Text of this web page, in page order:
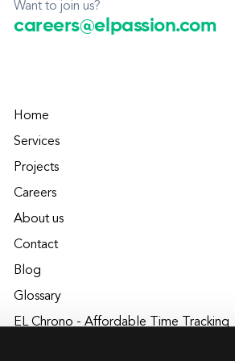
Want to join us?
careers@elpassion.com
Home
Services
Projects
Careers
About us
Contact
Blog
Glossary
EL Chrono - Affordable Time Tracking